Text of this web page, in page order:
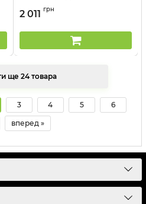
Артикул:
2 011 грн
Показати ще 24 товара
3 4 5 6
вперед »